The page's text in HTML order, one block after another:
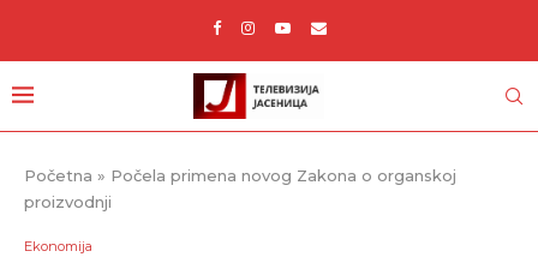
Početna » Počela primena novog Zakona o organskoj
proizvodnji
Ekonomija